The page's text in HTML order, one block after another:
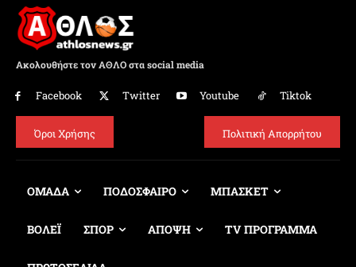
Ακολουθήστε τον ΑΘΛΟ στα social media
Facebook Twitter Youtube Tiktok
Όροι Χρήσης Πολιτική Απορρήτου
ΟΜΑΔΑ ΠΟΔΟΣΦΑΙΡΟ ΜΠΑΣΚΕΤ
ΒΟΛΕΪ ΣΠΟΡ ΑΠΟΨΗ TV ΠΡΟΓΡΑΜΜΑ